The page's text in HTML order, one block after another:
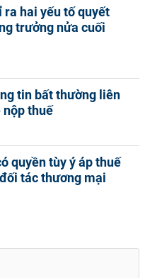
ra hai yếu tố quyết
trưởng nửa cuối
tin bất thường liên
nộp thuế
quyền tùy ý áp thuế
tác thương mại